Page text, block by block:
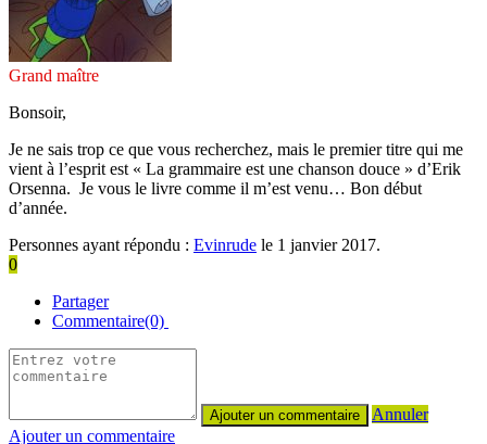
Grand maître
Bonsoir,
Je ne sais trop ce que vous recherchez, mais le premier titre qui me
vient à l’esprit est « La grammaire est une chanson douce » d’Erik
Orsenna. Je vous le livre comme il m’est venu… Bon début
d’année.
Personnes ayant répondu : Evinrude le 1 janvier 2017.
0
Partager
Commentaire(0)
Annuler
Ajouter un commentaire